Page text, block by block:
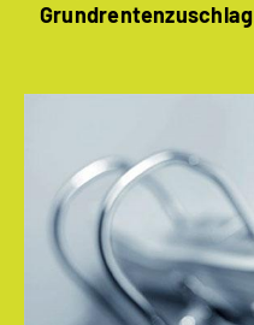
Grundrentenzuschlag